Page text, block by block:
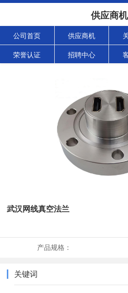
供应商机
公司首页 供应商机
荣誉认证 招聘中心
武汉网线真空法兰
产品规格：
关键词